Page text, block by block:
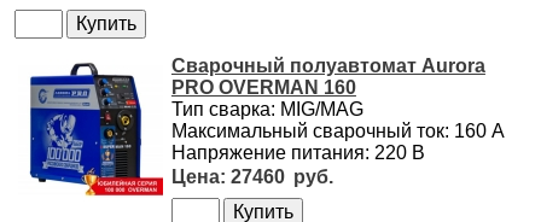
Сварочный полуавтомат Aurora
PRO OVERMAN 160
Тип сварка: MIG/MAG
Максимальный сварочный ток: 160 А
Напряжение питания: 220 В
27460